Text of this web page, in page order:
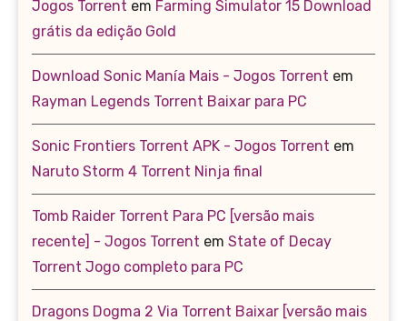
Jogos Torrent em Farming Simulator 15 Download
grátis da edição Gold
Download Sonic Manía Mais - Jogos Torrent em
Rayman Legends Torrent Baixar para PC
Sonic Frontiers Torrent APK - Jogos Torrent em
Naruto Storm 4 Torrent Ninja final
Tomb Raider Torrent Para PC [versão mais
recente] - Jogos Torrent em State of Decay
Torrent Jogo completo para PC
Dragons Dogma 2 Via Torrent Baixar [versão mais